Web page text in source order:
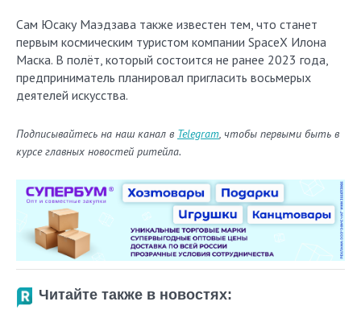
Сам Юсаку Маэдзава также известен тем, что станет
первым космическим туристом компании SpaceX Илона
Маска. В полёт, который состоится не ранее 2023 года,
предприниматель планировал пригласить восьмерых
деятелей искусства.
Подписывайтесь на наш канал в Telegram, чтобы первыми быть в
курсе главных новостей ритейла.
Читайте также в новостях: